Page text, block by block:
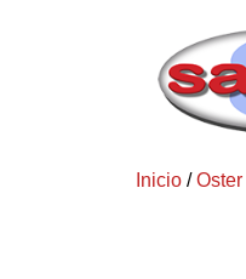
Inicio /Oster